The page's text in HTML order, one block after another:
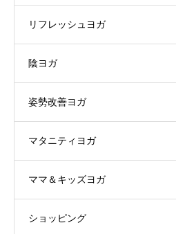
リフレッシュヨガ
陰ヨガ
姿勢改善ヨガ
マタニティヨガ
ママ＆キッズヨガ
ショッピング